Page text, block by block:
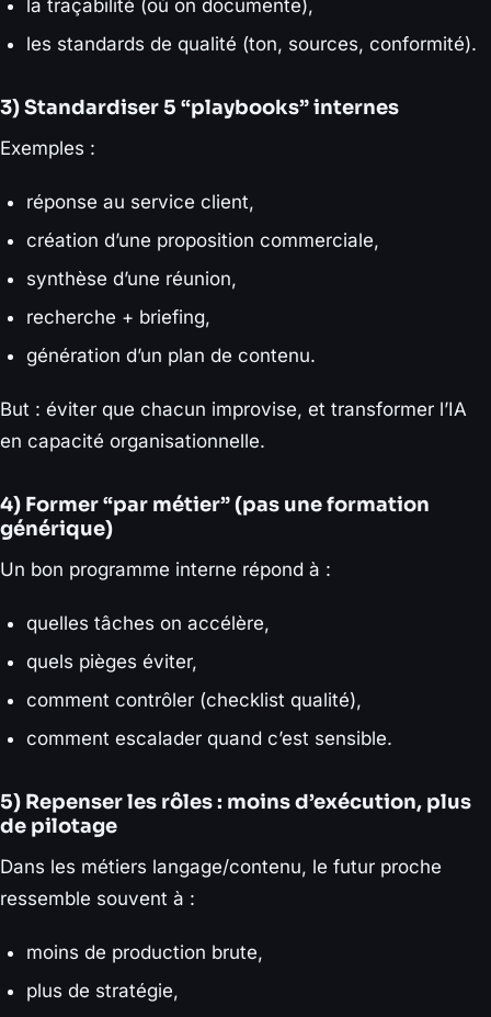
la traçabilité (où on documente),
les standards de qualité (ton, sources, conformité).
3) Standardiser 5 “playbooks” internes
Exemples :
réponse au service client,
création d’une proposition commerciale,
synthèse d’une réunion,
recherche + briefing,
génération d’un plan de contenu.
But : éviter que chacun improvise, et transformer l’IA
en capacité organisationnelle.
4) Former “par métier” (pas une formation
générique)
Un bon programme interne répond à :
quelles tâches on accélère,
quels pièges éviter,
comment contrôler (checklist qualité),
comment escalader quand c’est sensible.
5) Repenser les rôles : moins d’exécution, plus
de pilotage
Dans les métiers langage/contenu, le futur proche
ressemble souvent à :
moins de production brute,
plus de stratégie,